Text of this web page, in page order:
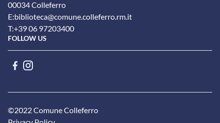
00034 Colleferro
E:biblioteca@comune.colleferro.rm.it
T:+39 06 97203400
FOLLOW US
©2022 Comune Colleferro